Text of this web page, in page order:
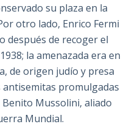
su plaza en la
otro lado, Enrico Fermi
después de recoger el
la amenazada era en
de origen judío y presa
promulgadas
Mussolini, aliado
Mundial.